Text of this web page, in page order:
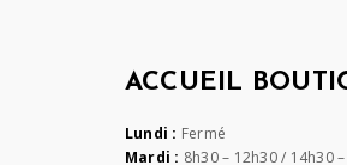
ACCUEIL
Lundi : Fermé
Mardi : 8h30 – 12h30 / 14h30